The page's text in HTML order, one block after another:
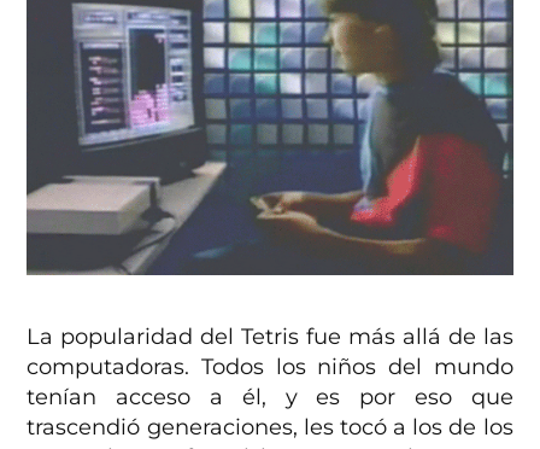
La popularidad del Tetris fue más allá de las
computadoras. Todos los niños del mundo
tenían acceso a él, y es por eso que
trascendió generaciones, les tocó a los de los